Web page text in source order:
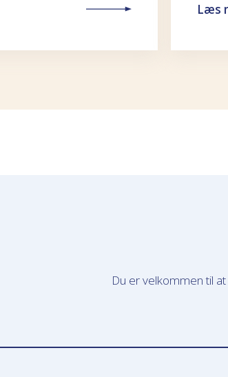
Læs
Du er velkommen til